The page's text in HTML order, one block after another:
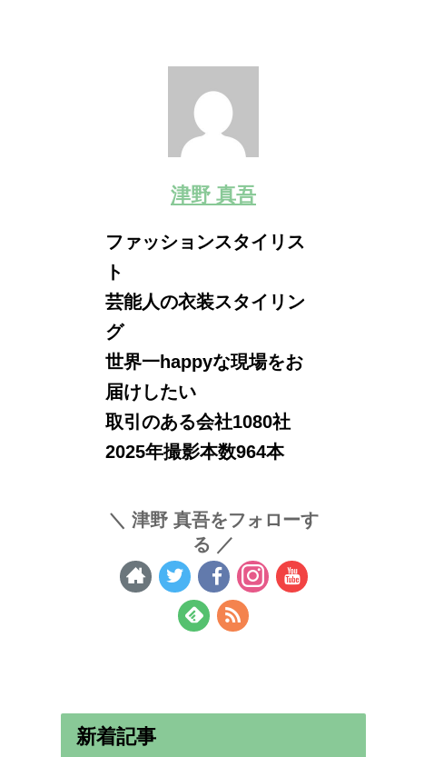
津野 真吾
ファッションスタイリス
ト
芸能人の衣装スタイリン
グ
世界一happyな現場をお
届けしたい
取引のある会社1080社
2025年撮影本数964本
津野 真吾をフォローす
る
新着記事